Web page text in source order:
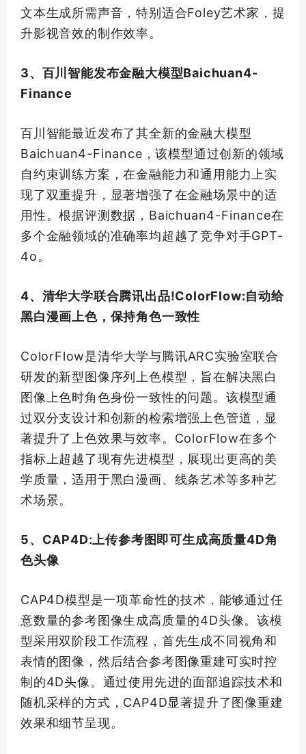
文本生成所需声音，特别适合Foley艺术家，提
升影视音效的制作效率。
3、百川智能发布金融大模型Baichuan4-
Finance
百川智能最近发布了其全新的金融大模型
Baichuan4-Finance，该模型通过创新的领域
自约束训练方案，在金融能力和通用能力上实
现了双重提升，显著增强了在金融场景中的适
用性。根据评测数据，Baichuan4-Finance在
多个金融领域的准确率均超越了竞争对手GPT-
4o。
4、清华大学联合腾讯出品!ColorFlow:自动给
黑白漫画上色，保持角色一致性
ColorFlow是清华大学与腾讯ARC实验室联合
研发的新型图像序列上色模型，旨在解决黑白
图像上色时角色身份一致性的问题。该模型通
过双分支设计和创新的检索增强上色管道，显
著提升了上色效果与效率。ColorFlow在多个
指标上超越了现有先进模型，展现出更高的美
学质量，适用于黑白漫画、线条艺术等多种艺
术场景。
5、CAP4D:上传参考图即可生成高质量4D角
色头像
CAP4D模型是一项革命性的技术，能够通过任
意数量的参考图像生成高质量的4D头像。该模
型采用双阶段工作流程，首先生成不同视角和
表情的图像，然后结合参考图像重建可实时控
制的4D头像。通过使用先进的面部追踪技术和
随机采样的方式，CAP4D显著提升了图像重建
效果和细节呈现。